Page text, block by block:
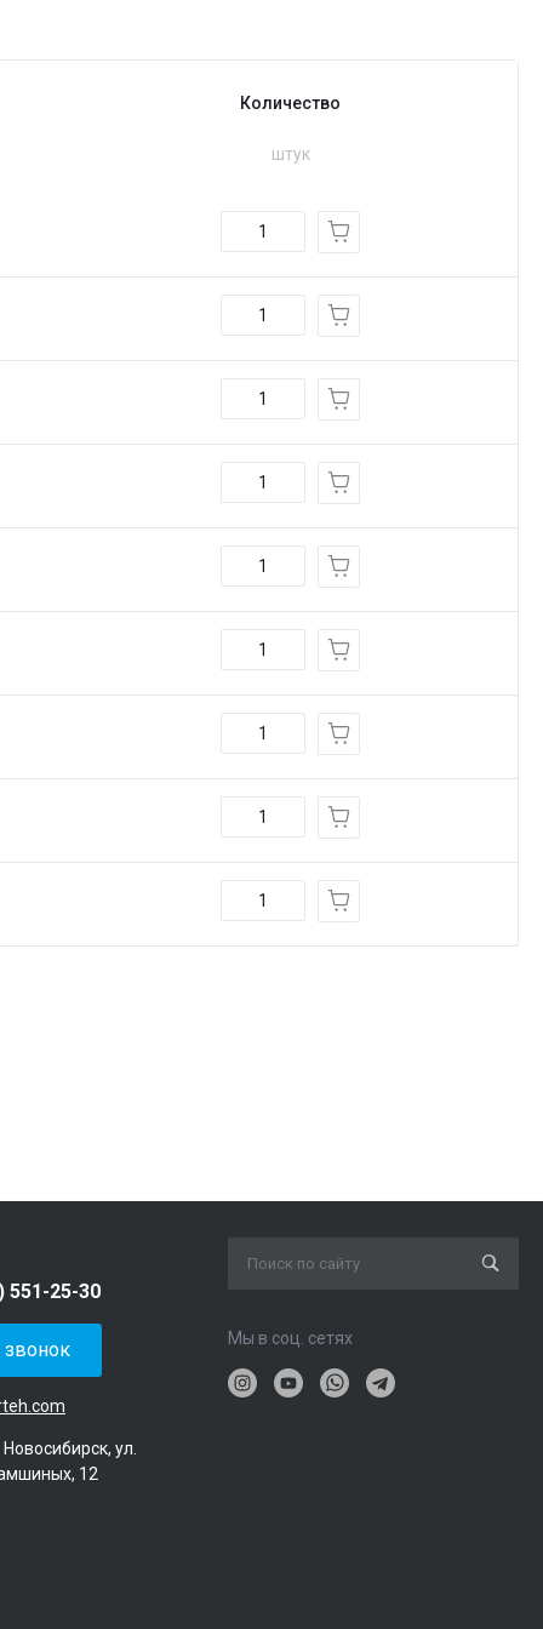
Количество
штук
551-25-30
звонок
Новосибирск, ул.
12
Мы в соц. сетях